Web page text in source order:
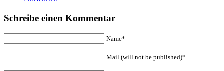
Schreibe einen Kommentar
Name*
Mail (will not be published)*